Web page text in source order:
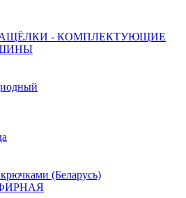
- КОМПЛЕКТУЮЩИЕ
(Беларусь)